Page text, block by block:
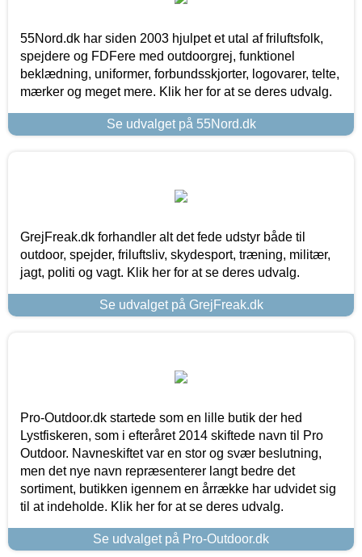
55Nord.dk har siden 2003 hjulpet et utal af friluftsfolk,
spejdere og FDFere med outdoorgrej, funktionel
beklædning, uniformer, forbundsskjorter, logovarer, telte,
mærker og meget mere. Klik her for at se deres udvalg.
Se udvalget på 55Nord.dk
GrejFreak.dk forhandler alt det fede udstyr både til
outdoor, spejder, friluftsliv, skydesport, træning, militær,
jagt, politi og vagt. Klik her for at se deres udvalg.
Se udvalget på GrejFreak.dk
Pro-Outdoor.dk startede som en lille butik der hed
Lystfiskeren, som i efteråret 2014 skiftede navn til Pro
Outdoor. Navneskiftet var en stor og svær beslutning,
men det nye navn repræsenterer langt bedre det
sortiment, butikken igennem en årrække har udvidet sig
til at indeholde. Klik her for at se deres udvalg.
Se udvalget på Pro-Outdoor.dk